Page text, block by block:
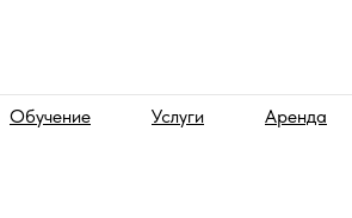
Обучение Услуги Аренда